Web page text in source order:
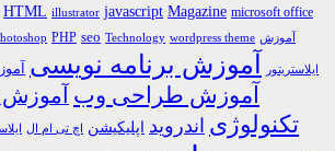
HTML illustrator javascript Magazine microsoft office
PHP seo Technology wordpress theme آموزش
ایلاستریتور آموزش برنامه نویسی
آموزش طراحی وب آموزش
تکنولوژی اندروید اپلیکیشن اچ تی ام ال